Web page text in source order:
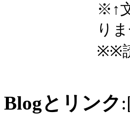
※↑
り
※※
Blogとリンク